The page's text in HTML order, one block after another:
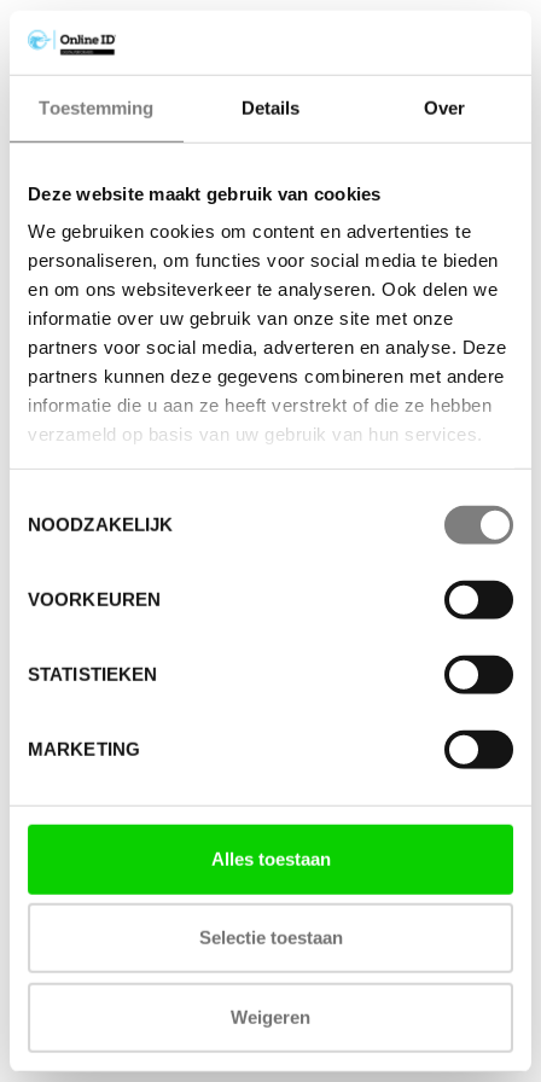
Toestemming Details Over
Deze website maakt gebruik van cookies
We gebruiken cookies om content en advertenties te
personaliseren, om functies voor social media te bieden
en om ons websiteverkeer te analyseren. Ook delen we
informatie over uw gebruik van onze site met onze
partners voor social media, adverteren en analyse. Deze
partners kunnen deze gegevens combineren met andere
informatie die u aan ze heeft verstrekt of die ze hebben
verzameld op basis van uw gebruik van hun services.
NOODZAKELIJK
VOORKEUREN
STATISTIEKEN
MARKETING
Alles toestaan
Selectie toestaan
Weigeren